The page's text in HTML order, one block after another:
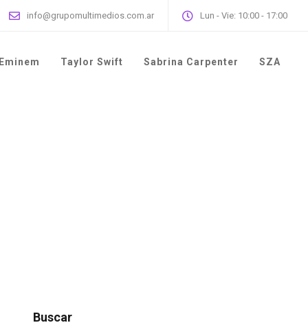
info@grupomultimedios.com.ar Lun - Vie: 10:00 - 17:00
Eminem Taylor Swift Sabrina Carpenter SZA
Buscar